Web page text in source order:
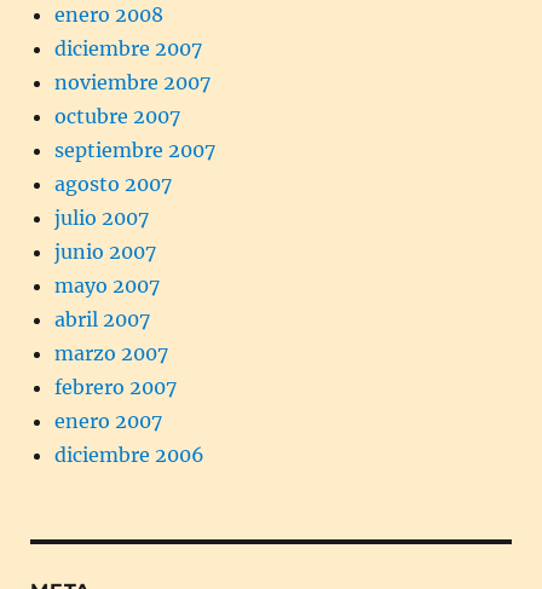
enero 2008
diciembre 2007
noviembre 2007
octubre 2007
septiembre 2007
agosto 2007
julio 2007
junio 2007
mayo 2007
abril 2007
marzo 2007
febrero 2007
enero 2007
diciembre 2006